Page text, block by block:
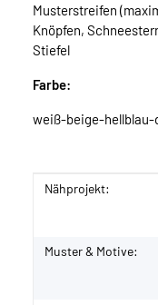
Musterstreifen
Knöpfen,
Stiefel
Farbe:
weiß-beige-
Wert
Nähprojekt:
Muster & Motive: